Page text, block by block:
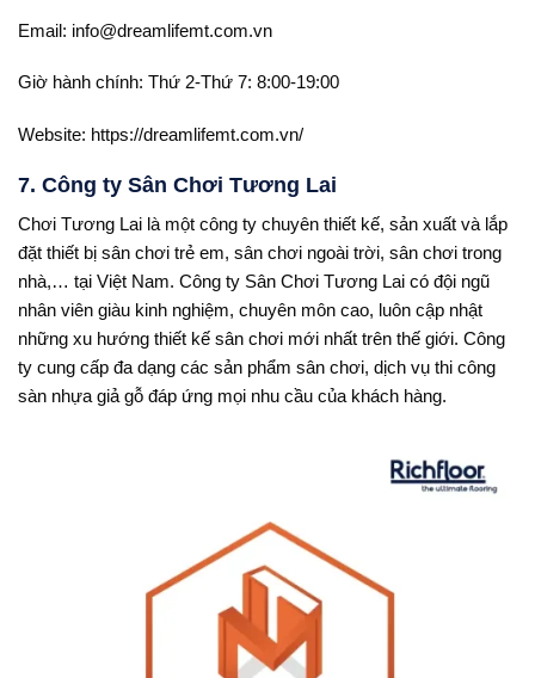
Email: info@dreamlifemt.com.vn
Giờ hành chính: Thứ 2-Thứ 7: 8:00-19:00
Website: https://dreamlifemt.com.vn/
7. Công ty Sân Chơi Tương Lai
Chơi Tương Lai là một công ty chuyên thiết kế, sản xuất và lắp
đặt thiết bị sân chơi trẻ em, sân chơi ngoài trời, sân chơi trong
nhà,… tại Việt Nam. Công ty Sân Chơi Tương Lai có đội ngũ
nhân viên giàu kinh nghiệm, chuyên môn cao, luôn cập nhật
những xu hướng thiết kế sân chơi mới nhất trên thế giới. Công
ty cung cấp đa dạng các sản phẩm sân chơi, dịch vụ thi công
sàn nhựa giả gỗ đáp ứng mọi nhu cầu của khách hàng.